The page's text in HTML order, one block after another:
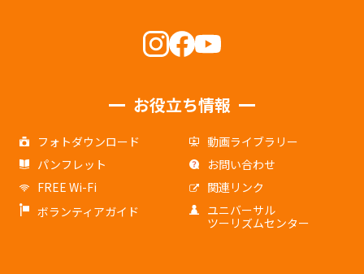
お役立ち情報
フォトダウンロード
動画ライブラリー
パンフレット
お問い合わせ
FREE Wi-Fi
関連リンク
ボランティアガイド
ユニバーサル
ツーリズムセンター